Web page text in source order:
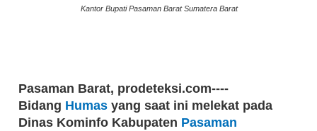
Kantor Bupati Pasaman Barat Sumatera Barat
Pasaman Barat, prodeteksi.com----
Bidang Humas yang saat ini melekat pada
Dinas Kominfo Kabupaten Pasaman